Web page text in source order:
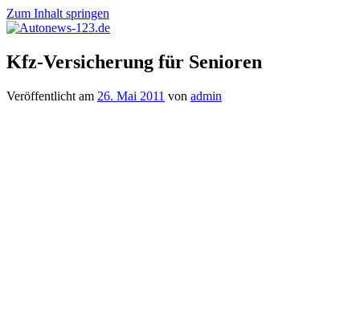
Zum Inhalt springen
Autonews-
123.de
Autonews
mit
Kfz-Versicherung für Senioren
Veröffentlicht am 26. Mai 2011 von admin